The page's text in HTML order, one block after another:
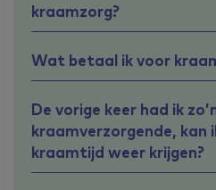
kraamzorg?
Wat betaal ik voor
De vorige keer had ik
kraamverzorgende, kan
kraamtijd weer krijgen?